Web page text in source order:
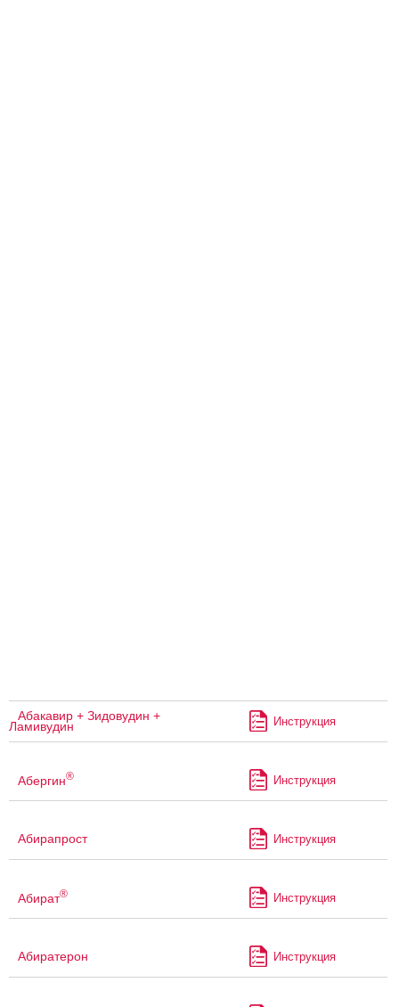
Абакавир + Зидовудин +
Ламивудин Инструкция
Абергин® Инструкция
Абирапрост Инструкция
Абират® Инструкция
Абиратерон Инструкция